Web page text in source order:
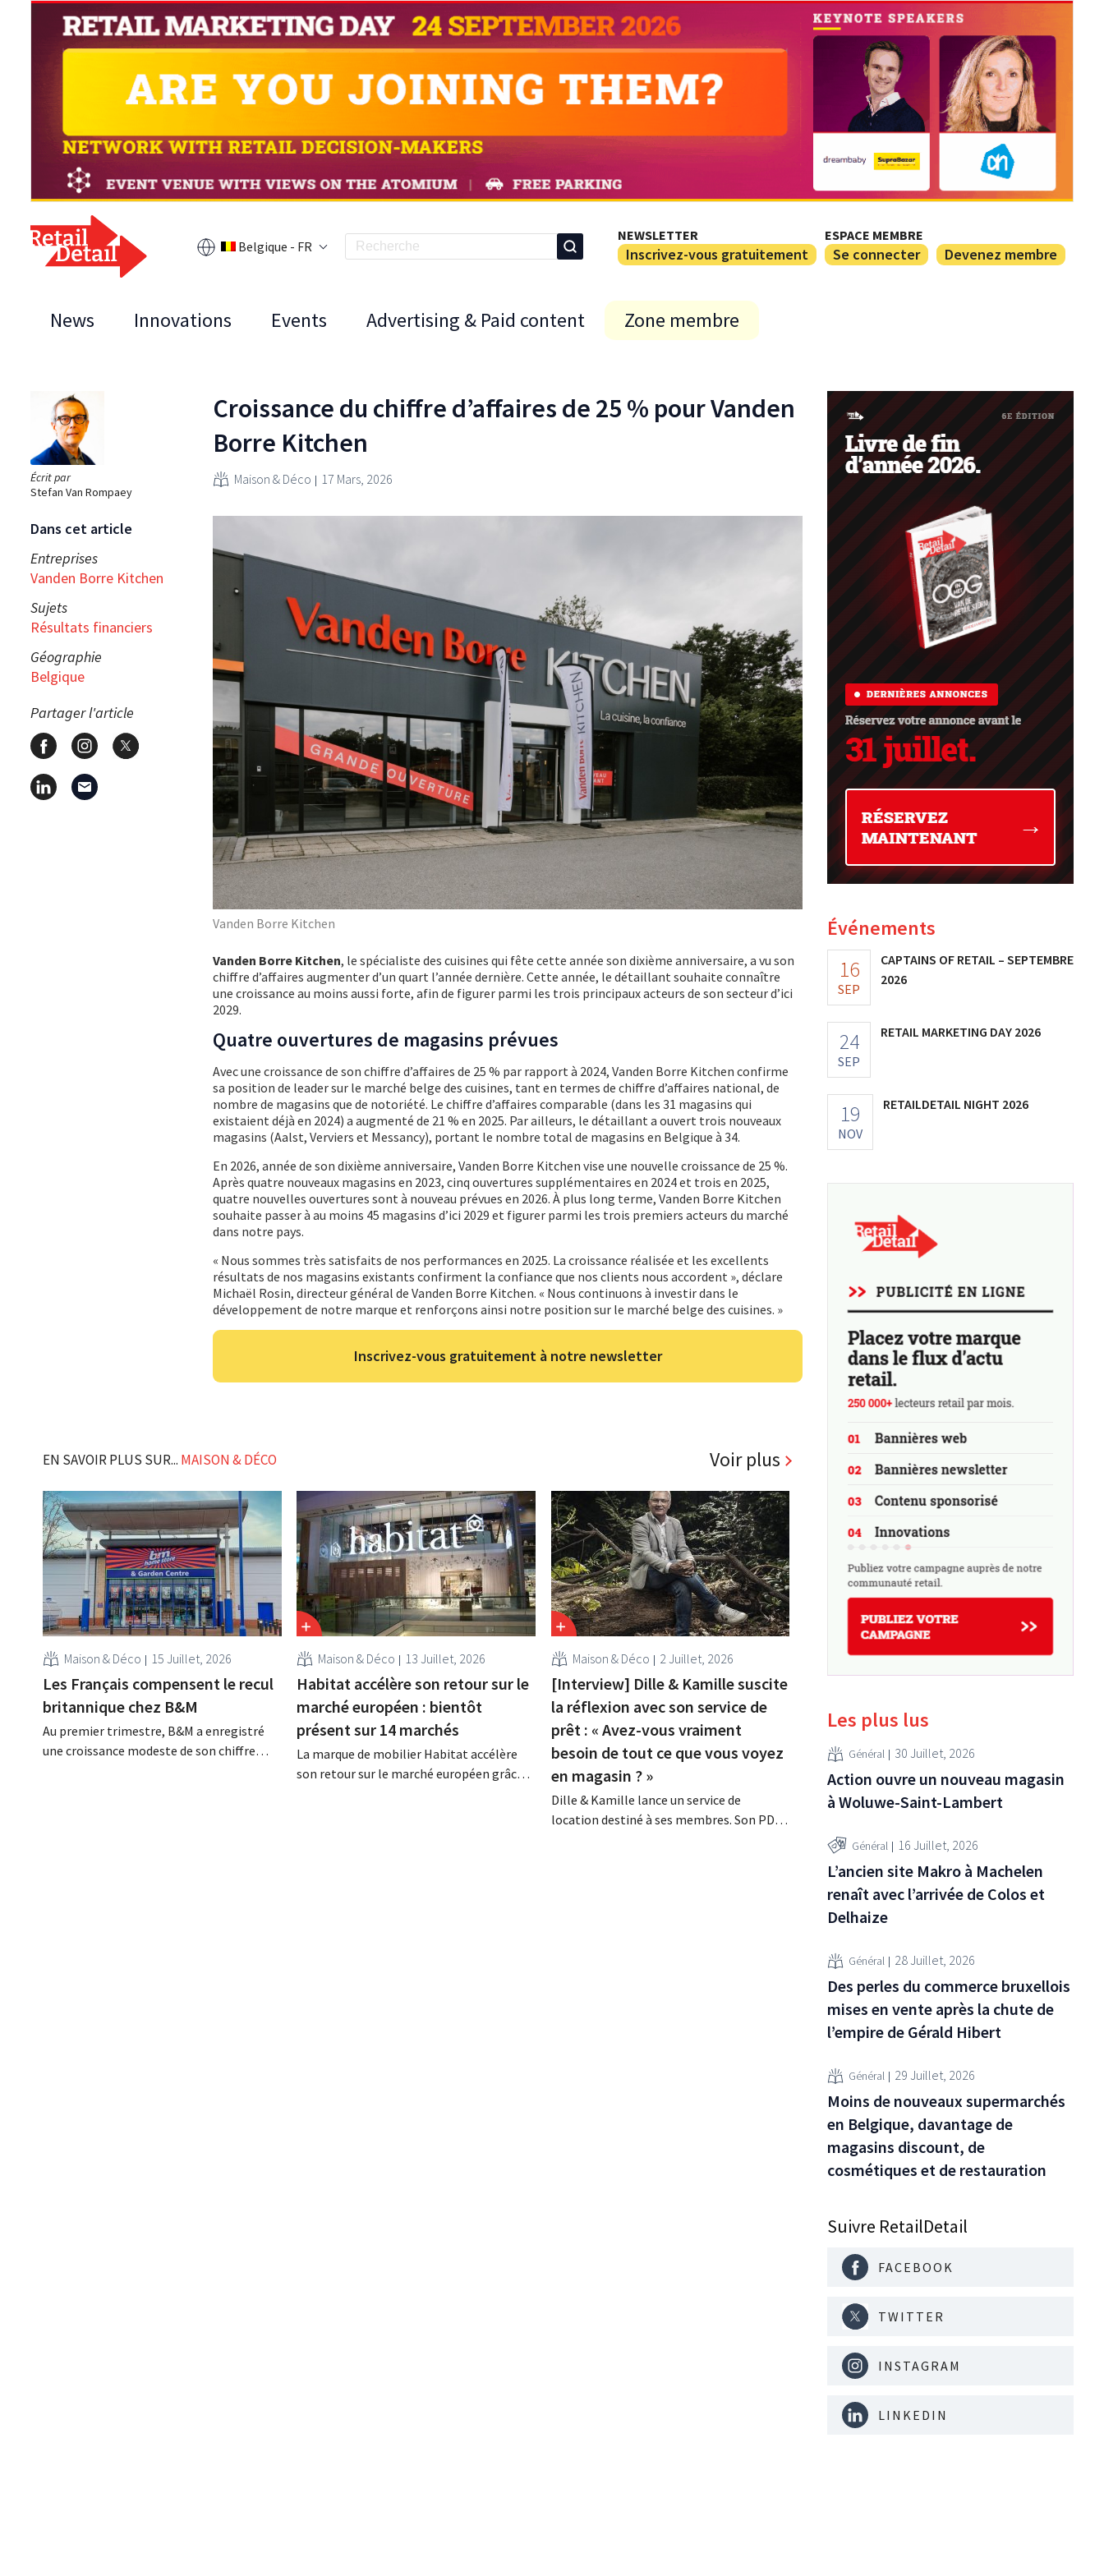
Belgique - FR
NEWSLETTER
Inscrivez-vous gratuitement
ESPACE MEMBRE
Se connecter Devenez membre
News Innovations Events Advertising & Paid content Zone membre
Écrit par
Stefan Van Rompaey
Dans cet article
Entreprises
Vanden Borre Kitchen
Sujets
Résultats financiers
Géographie
Belgique
Partager l'article
Croissance du chiffre d’affaires de 25 % pour Vanden
Borre Kitchen
Maison & Déco 17 Mars, 2026
Vanden Borre Kitchen
Vanden Borre Kitchen, le spécialiste des cuisines qui fête cette année son dixième anniversaire, a vu son
chiffre d’affaires augmenter d’un quart l’année dernière. Cette année, le détaillant souhaite connaître
une croissance au moins aussi forte, afin de figurer parmi les trois principaux acteurs de son secteur d’ici
2029.
Quatre ouvertures de magasins prévues
Avec une croissance de son chiffre d’affaires de 25 % par rapport à 2024, Vanden Borre Kitchen confirme
sa position de leader sur le marché belge des cuisines, tant en termes de chiffre d’affaires national, de
nombre de magasins que de notoriété. Le chiffre d’affaires comparable (dans les 31 magasins qui
existaient déjà en 2024) a augmenté de 21 % en 2025. Par ailleurs, le détaillant a ouvert trois nouveaux
magasins (Aalst, Verviers et Messancy), portant le nombre total de magasins en Belgique à 34.
En 2026, année de son dixième anniversaire, Vanden Borre Kitchen vise une nouvelle croissance de 25 %.
Après quatre nouveaux magasins en 2023, cinq ouvertures supplémentaires en 2024 et trois en 2025,
quatre nouvelles ouvertures sont à nouveau prévues en 2026. À plus long terme, Vanden Borre Kitchen
souhaite passer à au moins 45 magasins d’ici 2029 et figurer parmi les trois premiers acteurs du marché
dans notre pays.
« Nous sommes très satisfaits de nos performances en 2025. La croissance réalisée et les excellents
résultats de nos magasins existants confirment la confiance que nos clients nous accordent », déclare
Michaël Rosin, directeur général de Vanden Borre Kitchen. « Nous continuons à investir dans le
développement de notre marque et renforçons ainsi notre position sur le marché belge des cuisines. »
Inscrivez-vous gratuitement à notre newsletter
EN SAVOIR PLUS SUR... MAISON & DÉCO Voir plus
Maison & Déco 15 Juillet, 2026
Les Français compensent le recul
britannique chez B&M
Au premier trimestre, B&M a enregistré
une croissance modeste de son chiffre
Maison & Déco 13 Juillet, 2026
Habitat accélère son retour sur le
marché européen : bientôt
présent sur 14 marchés
La marque de mobilier Habitat accélère
son retour sur le marché européen grâce à
Maison & Déco 2 Juillet, 2026
[Interview] Dille & Kamille suscite
la réflexion avec son service de
prêt : « Avez-vous vraiment
besoin de tout ce que vous voyez
en magasin ? »
Dille & Kamille lance un service de
location destiné à ses membres. Son PDG,
Événements
16
SEP
CAPTAINS OF RETAIL – SEPTEMBRE
2026
24
SEP
RETAIL MARKETING DAY 2026
19
NOV
RETAILDETAIL NIGHT 2026
Les plus lus
Général 30 Juillet, 2026
Action ouvre un nouveau magasin
à Woluwe-Saint-Lambert
Général 16 Juillet, 2026
L’ancien site Makro à Machelen
renaît avec l’arrivée de Colos et
Delhaize
Général 28 Juillet, 2026
Des perles du commerce bruxellois
mises en vente après la chute de
l’empire de Gérald Hibert
Général 29 Juillet, 2026
Moins de nouveaux supermarchés
en Belgique, davantage de
magasins discount, de
cosmétiques et de restauration
Suivre RetailDetail
FACEBOOK
TWITTER
INSTAGRAM
LINKEDIN